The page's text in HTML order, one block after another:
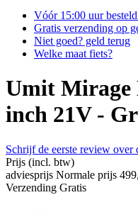
Vóór 15:00 uur
Gratis verzending op
Niet goed? geld terug
Welke maat fiets?
Umit Mirage
inch 21V -
Schrijf de eerste review over
Prijs (incl. btw)
adviesprijs Normale prijs
Verzending Gratis